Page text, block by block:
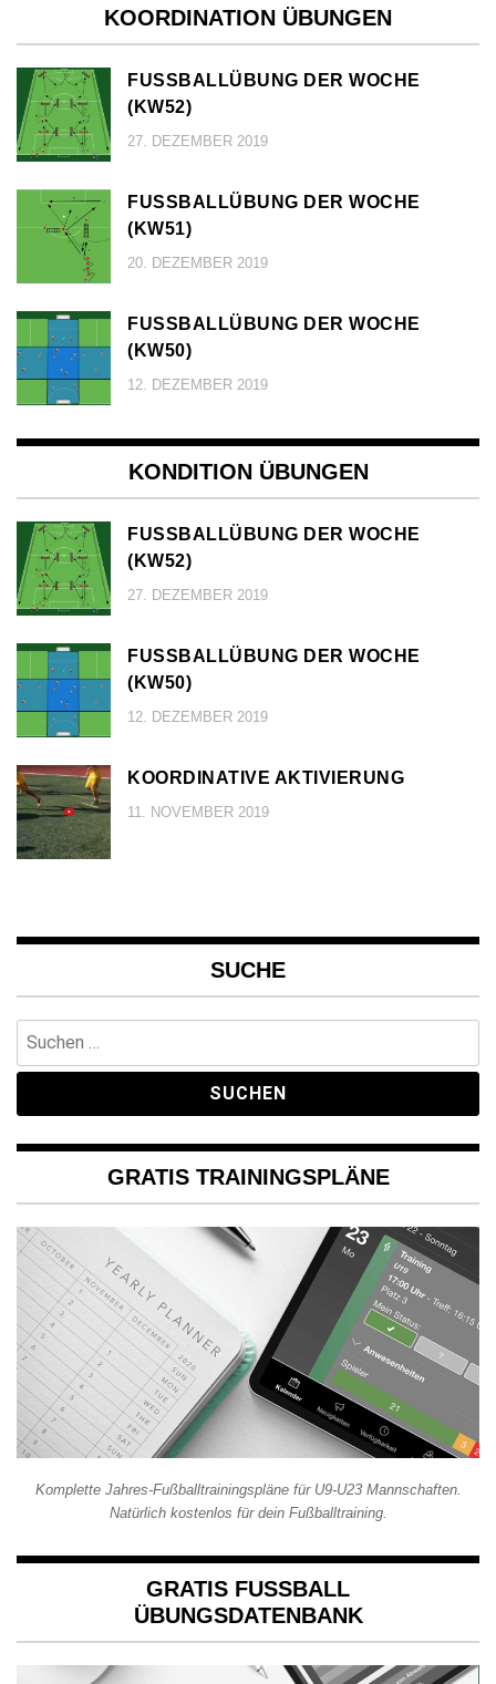
KOORDINATION ÜBUNGEN
FUSSBALLÜBUNG DER WOCHE (
KW52)
27. DEZEMBER 2019
FUSSBALLÜBUNG DER WOCHE (
KW51)
20. DEZEMBER 2019
FUSSBALLÜBUNG DER WOCHE (
KW50)
12. DEZEMBER 2019
KONDITION ÜBUNGEN
FUSSBALLÜBUNG DER WOCHE (
KW52)
27. DEZEMBER 2019
FUSSBALLÜBUNG DER WOCHE (
KW50)
12. DEZEMBER 2019
KOORDINATIVE AKTIVIERUNG
11. NOVEMBER 2019
SUCHE
nach:
GRATIS TRAININGSPLÄNE
Komplette Jahres-Fußballtrainingspläne für U9-U23 Mannschaften.
Natürlich kostenlos für dein Fußballtraining.
GRATIS FUSSBALL Ü
BUNGSDATENBANK